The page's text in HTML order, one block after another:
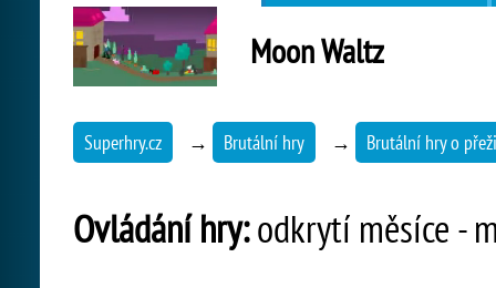
Moon Waltz
Superhry.cz → Brutální hry → Brutální hry o
Ovládání hry:odkrytí měsíce -